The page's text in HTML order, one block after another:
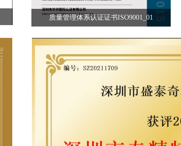
质量管理体系认证证书ISO9001_01